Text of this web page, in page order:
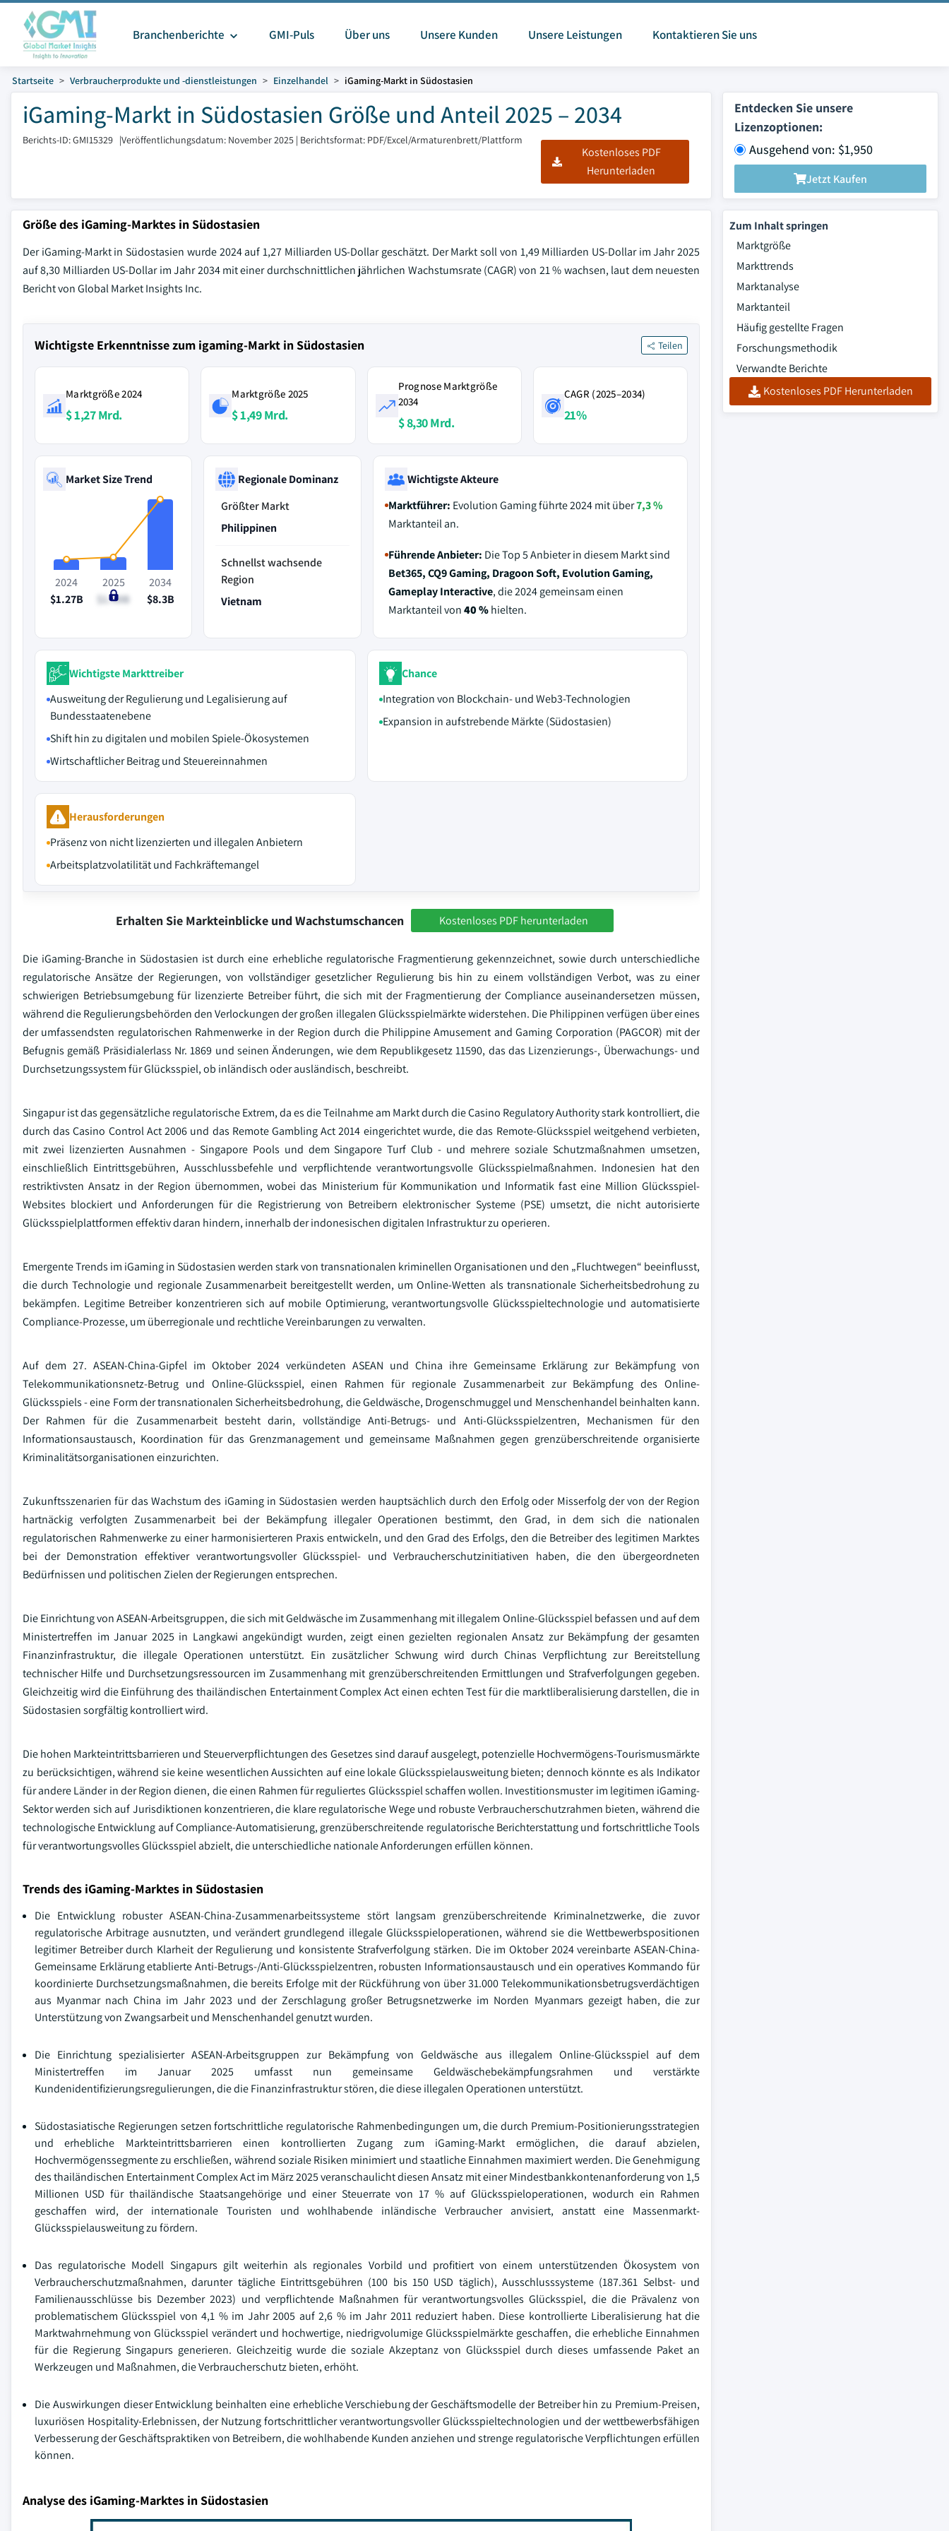
Branchenberichte GMI-Puls Über uns Unsere Kunden Unsere Leistungen Kontaktieren Sie uns
Startseite Verbraucherprodukte und -dienstleistungen Einzelhandel iGaming-Markt in Südostasien
iGaming-Markt in Südostasien Größe und Anteil 2025 – 2034
Berichts-ID: GMI15329 |Veröffentlichungsdatum: November 2025 | Berichtsformat: PDF/Excel/Armaturenbrett/Plattform
Kostenloses PDF
Herunterladen
Entdecken Sie unsere
Lizenzoptionen:
Ausgehend von: $1,950
Jetzt Kaufen
Größe des iGaming-Marktes in Südostasien
Der iGaming-Markt in Südostasien wurde 2024 auf 1,27 Milliarden US-Dollar geschätzt. Der Markt soll von 1,49 Milliarden US-Dollar im Jahr 2025
auf 8,30 Milliarden US-Dollar im Jahr 2034 mit einer durchschnittlichen jährlichen Wachstumsrate (CAGR) von 21 % wachsen, laut dem neuesten
Bericht von Global Market Insights Inc.
Wichtigste Erkenntnisse zum igaming-Markt in Südostasien Teilen
Marktgröße 2024
$ 1,27 Mrd.
Marktgröße 2025
$ 1,49 Mrd.
Prognose Marktgröße
2034
$ 8,30 Mrd.
CAGR (2025–2034)
21%
Market Size Trend
2024
$1.27B
2025
$1.49B
2034
$8.3B
Regionale Dominanz
Größter Markt
Philippinen
Schnellst wachsende
Region
Vietnam
Wichtigste Akteure
Marktführer: Evolution Gaming führte 2024 mit über7,3 %
Marktanteil an.
Führende Anbieter: Die Top 5 Anbieter in diesem Markt sind
Bet365, CQ9 Gaming, Dragoon Soft, Evolution Gaming,
Gameplay Interactive, die 2024 gemeinsam einen
Marktanteil von40 %hielten.
Wichtigste Markttreiber
Ausweitung der Regulierung und Legalisierung auf
Bundesstaatenebene
Shift hin zu digitalen und mobilen Spiele-Ökosystemen
Wirtschaftlicher Beitrag und Steuereinnahmen
Chance
Integration von Blockchain- und Web3-Technologien
Expansion in aufstrebende Märkte (Südostasien)
Herausforderungen
Präsenz von nicht lizenzierten und illegalen Anbietern
Arbeitsplatzvolatilität und Fachkräftemangel
Erhalten Sie Markteinblicke und Wachstumschancen Kostenloses PDF herunterladen
Die iGaming-Branche in Südostasien ist durch eine erhebliche regulatorische Fragmentierung gekennzeichnet, sowie durch unterschiedliche
regulatorische Ansätze der Regierungen, von vollständiger gesetzlicher Regulierung bis hin zu einem vollständigen Verbot, was zu einer
schwierigen Betriebsumgebung für lizenzierte Betreiber führt, die sich mit der Fragmentierung der Compliance auseinandersetzen müssen,
während die Regulierungsbehörden den Verlockungen der großen illegalen Glücksspielmärkte widerstehen. Die Philippinen verfügen über eines
der umfassendsten regulatorischen Rahmenwerke in der Region durch die Philippine Amusement and Gaming Corporation (PAGCOR) mit der
Befugnis gemäß Präsidialerlass Nr. 1869 und seinen Änderungen, wie dem Republikgesetz 11590, das das Lizenzierungs-, Überwachungs- und
Durchsetzungssystem für Glücksspiel, ob inländisch oder ausländisch, beschreibt.
Singapur ist das gegensätzliche regulatorische Extrem, da es die Teilnahme am Markt durch die Casino Regulatory Authority stark kontrolliert, die
durch das Casino Control Act 2006 und das Remote Gambling Act 2014 eingerichtet wurde, die das Remote-Glücksspiel weitgehend verbieten,
mit zwei lizenzierten Ausnahmen - Singapore Pools und dem Singapore Turf Club - und mehrere soziale Schutzmaßnahmen umsetzen,
einschließlich Eintrittsgebühren, Ausschlussbefehle und verpflichtende verantwortungsvolle Glücksspielmaßnahmen. Indonesien hat den
restriktivsten Ansatz in der Region übernommen, wobei das Ministerium für Kommunikation und Informatik fast eine Million Glücksspiel-
Websites blockiert und Anforderungen für die Registrierung von Betreibern elektronischer Systeme (PSE) umsetzt, die nicht autorisierte
Glücksspielplattformen effektiv daran hindern, innerhalb der indonesischen digitalen Infrastruktur zu operieren.
Emergente Trends im iGaming in Südostasien werden stark von transnationalen kriminellen Organisationen und den „Fluchtwegen“ beeinflusst,
die durch Technologie und regionale Zusammenarbeit bereitgestellt werden, um Online-Wetten als transnationale Sicherheitsbedrohung zu
bekämpfen. Legitime Betreiber konzentrieren sich auf mobile Optimierung, verantwortungsvolle Glücksspieltechnologie und automatisierte
Compliance-Prozesse, um überregionale und rechtliche Vereinbarungen zu verwalten.
Auf dem 27. ASEAN-China-Gipfel im Oktober 2024 verkündeten ASEAN und China ihre Gemeinsame Erklärung zur Bekämpfung von
Telekommunikationsnetz-Betrug und Online-Glücksspiel, einen Rahmen für regionale Zusammenarbeit zur Bekämpfung des Online-
Glücksspiels - eine Form der transnationalen Sicherheitsbedrohung, die Geldwäsche, Drogenschmuggel und Menschenhandel beinhalten kann.
Der Rahmen für die Zusammenarbeit besteht darin, vollständige Anti-Betrugs- und Anti-Glücksspielzentren, Mechanismen für den
Informationsaustausch, Koordination für das Grenzmanagement und gemeinsame Maßnahmen gegen grenzüberschreitende organisierte
Kriminalitätsorganisationen einzurichten.
Zukunftsszenarien für das Wachstum des iGaming in Südostasien werden hauptsächlich durch den Erfolg oder Misserfolg der von der Region
hartnäckig verfolgten Zusammenarbeit bei der Bekämpfung illegaler Operationen bestimmt, den Grad, in dem sich die nationalen
regulatorischen Rahmenwerke zu einer harmonisierteren Praxis entwickeln, und den Grad des Erfolgs, den die Betreiber des legitimen Marktes
bei der Demonstration effektiver verantwortungsvoller Glücksspiel- und Verbraucherschutzinitiativen haben, die den übergeordneten
Bedürfnissen und politischen Zielen der Regierungen entsprechen.
Die Einrichtung von ASEAN-Arbeitsgruppen, die sich mit Geldwäsche im Zusammenhang mit illegalem Online-Glücksspiel befassen und auf dem
Ministertreffen im Januar 2025 in Langkawi angekündigt wurden, zeigt einen gezielten regionalen Ansatz zur Bekämpfung der gesamten
Finanzinfrastruktur, die illegale Operationen unterstützt. Ein zusätzlicher Schwung wird durch Chinas Verpflichtung zur Bereitstellung
technischer Hilfe und Durchsetzungsressourcen im Zusammenhang mit grenzüberschreitenden Ermittlungen und Strafverfolgungen gegeben.
Gleichzeitig wird die Einführung des thailändischen Entertainment Complex Act einen echten Test für die marktliberalisierung darstellen, die in
Südostasien sorgfältig kontrolliert wird.
Die hohen Markteintrittsbarrieren und Steuerverpflichtungen des Gesetzes sind darauf ausgelegt, potenzielle Hochvermögens-Tourismusmärkte
zu berücksichtigen, während sie keine wesentlichen Aussichten auf eine lokale Glücksspielausweitung bieten; dennoch könnte es als Indikator
für andere Länder in der Region dienen, die einen Rahmen für reguliertes Glücksspiel schaffen wollen. Investitionsmuster im legitimen iGaming-
Sektor werden sich auf Jurisdiktionen konzentrieren, die klare regulatorische Wege und robuste Verbraucherschutzrahmen bieten, während die
technologische Entwicklung auf Compliance-Automatisierung, grenzüberschreitende regulatorische Berichterstattung und fortschrittliche Tools
für verantwortungsvolles Glücksspiel abzielt, die unterschiedliche nationale Anforderungen erfüllen können.
Trends des iGaming-Marktes in Südostasien
Die Entwicklung robuster ASEAN-China-Zusammenarbeitssysteme stört langsam grenzüberschreitende Kriminalnetzwerke, die zuvor
regulatorische Arbitrage ausnutzten, und verändert grundlegend illegale Glücksspieloperationen, während sie die Wettbewerbspositionen
legitimer Betreiber durch Klarheit der Regulierung und konsistente Strafverfolgung stärken. Die im Oktober 2024 vereinbarte ASEAN-China-
Gemeinsame Erklärung etablierte Anti-Betrugs-/Anti-Glücksspielzentren, robusten Informationsaustausch und ein operatives Kommando für
koordinierte Durchsetzungsmaßnahmen, die bereits Erfolge mit der Rückführung von über 31.000 Telekommunikationsbetrugsverdächtigen
aus Myanmar nach China im Jahr 2023 und der Zerschlagung großer Betrugsnetzwerke im Norden Myanmars gezeigt haben, die zur
Unterstützung von Zwangsarbeit und Menschenhandel genutzt wurden.
Die Einrichtung spezialisierter ASEAN-Arbeitsgruppen zur Bekämpfung von Geldwäsche aus illegalem Online-Glücksspiel auf dem
Ministertreffen im Januar 2025 umfasst nun gemeinsame Geldwäschebekämpfungsrahmen und verstärkte
Kundenidentifizierungsregulierungen, die die Finanzinfrastruktur stören, die diese illegalen Operationen unterstützt.
Südostasiatische Regierungen setzen fortschrittliche regulatorische Rahmenbedingungen um, die durch Premium-Positionierungsstrategien
und erhebliche Markteintrittsbarrieren einen kontrollierten Zugang zum iGaming-Markt ermöglichen, die darauf abzielen,
Hochvermögenssegmente zu erschließen, während soziale Risiken minimiert und staatliche Einnahmen maximiert werden. Die Genehmigung
des thailändischen Entertainment Complex Act im März 2025 veranschaulicht diesen Ansatz mit einer Mindestbankkontenanforderung von 1,5
Millionen USD für thailändische Staatsangehörige und einer Steuerrate von 17 % auf Glücksspieloperationen, wodurch ein Rahmen
geschaffen wird, der internationale Touristen und wohlhabende inländische Verbraucher anvisiert, anstatt eine Massenmarkt-
Glücksspielausweitung zu fördern.
Das regulatorische Modell Singapurs gilt weiterhin als regionales Vorbild und profitiert von einem unterstützenden Ökosystem von
Verbraucherschutzmaßnahmen, darunter tägliche Eintrittsgebühren (100 bis 150 USD täglich), Ausschlusssysteme (187.361 Selbst- und
Familienausschlüsse bis Dezember 2023) und verpflichtende Maßnahmen für verantwortungsvolles Glücksspiel, die die Prävalenz von
problematischem Glücksspiel von 4,1 % im Jahr 2005 auf 2,6 % im Jahr 2011 reduziert haben. Diese kontrollierte Liberalisierung hat die
Marktwahrnehmung von Glücksspiel verändert und hochwertige, niedrigvolumige Glücksspielmärkte geschaffen, die erhebliche Einnahmen
für die Regierung Singapurs generieren. Gleichzeitig wurde die soziale Akzeptanz von Glücksspiel durch dieses umfassende Paket an
Werkzeugen und Maßnahmen, die Verbraucherschutz bieten, erhöht.
Die Auswirkungen dieser Entwicklung beinhalten eine erhebliche Verschiebung der Geschäftsmodelle der Betreiber hin zu Premium-Preisen,
luxuriösen Hospitality-Erlebnissen, der Nutzung fortschrittlicher verantwortungsvoller Glücksspieltechnologien und der wettbewerbsfähigen
Verbesserung der Geschäftspraktiken von Betreibern, die wohlhabende Kunden anziehen und strenge regulatorische Verpflichtungen erfüllen
können.
Analyse des iGaming-Marktes in Südostasien
Zum Inhalt springen
Marktgröße
Markttrends
Marktanalyse
Marktanteil
Häufig gestellte Fragen
Forschungsmethodik
Verwandte Berichte
Kostenloses PDF Herunterladen